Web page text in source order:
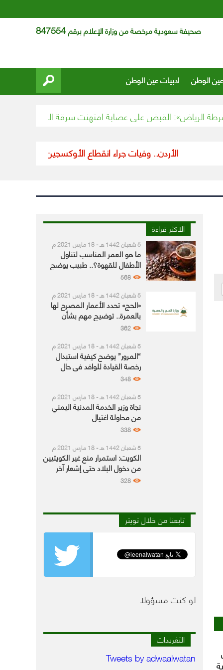
صحيفة سعودية مرخصة من وزارة الإعلام برقم847554
عين الوطن ادبيات عين الوطن
القبض على عصابة امتهنت سرقة المركبات والسطو
الأردن.. وفيات جراء انقطاع الأوكسجين داخل
الاكثر قراءة
5 شعبان 1442 هـ - 18 مارس 2021 م
ما هو العمر المناسب لتناول
الأطفال للقهوة؟.. طبيب يوضح
568
5 شعبان 1442 هـ - 18 مارس 2021 م
«الحج» تحدد الأعمار المصرح لها
بالعمرة.. توضيح مهم بشأن
التصاريح
362
5 شعبان 1442 هـ - 18 مارس 2021 م
“المرور” يوضح كيفية استبدال
رخصة القيادة للوافد في حال
العودة بتأشيرة جديدة
348
5 شعبان 1442 هـ - 18 مارس 2021 م
نجاة وزير الخدمة المدنية اليمني
من محاولة اغتيال
338
5 شعبان 1442 هـ - 18 مارس 2021 م
الكويت: استمرار منع غير الكويتيين
من دخول البلاد حتى إشعار آخر
328
تابعنا من خلال تويتر
لو كنت مسؤولا
التغريدات
Tweets by adwaalwatan